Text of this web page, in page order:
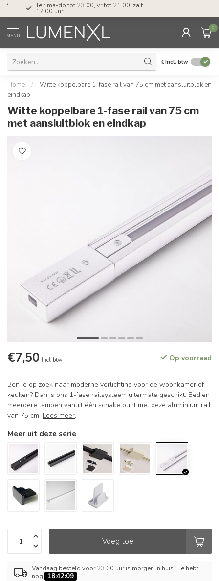
Tel: ma-do tot 23.00, vr tot 21.00, za tot
17.00 uur
MENU
0
€Incl. btw
Home /
Witte koppelbare 1-fase rail van 75 cm met aansluitblok en
eindkap
Witte koppelbare 1-fase rail van 75 cm
met aansluitblok en eindkap
€7,50 Incl. btw Op voorraad
Ben je op zoek naar moderne verlichting voor de woonkamer of
keuken? Dan is ons 1-fase railsysteem uitermate geschikt. Bedien
meerdere lampen vanuit één schakelpunt met deze aluminium rail
van 75 cm. Lees meer.
Meer uit deze serie
Voeg toe
Vandaag besteld voor 23.00 uur is morgen in huis*. Je hebt
nog
18:42:09